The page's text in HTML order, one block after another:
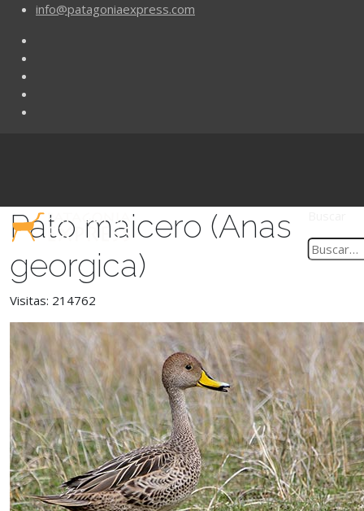
info@patagoniaexpress.com
Pato maicero (Anas
georgica)
Visitas: 214762